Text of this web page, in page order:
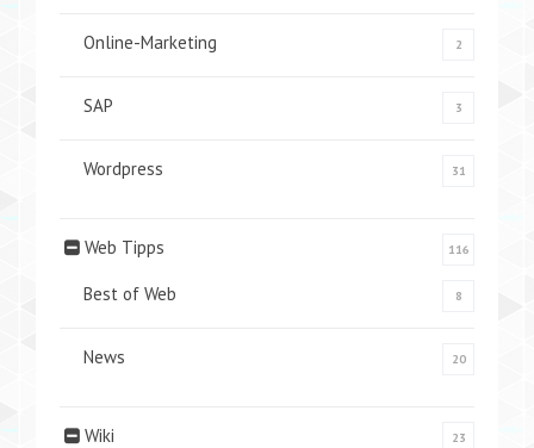
Online-Marketing 2
SAP 3
Wordpress 31
Web Tipps 116
Best of Web 8
News 20
Wiki 23